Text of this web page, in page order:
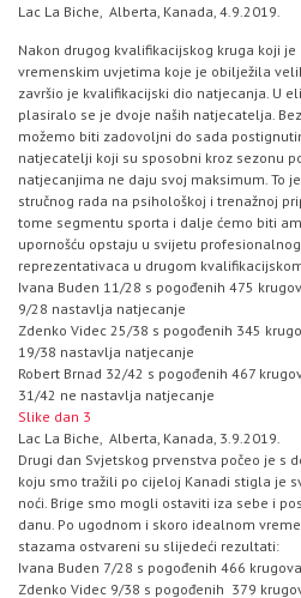
Lac La Biche, Alberta, Kanada, 4.9.2019.
Nakon drugog kvalifikacijskog kruga koji
vremenskim uvjetima koje je obilježila
završio je kvalifikacijski dio natjecanja. U
plasiralo se je dvoje naših natjecatelja.
možemo biti zadovoljni do sada
natjecatelji koji su sposobni kroz sezonu
natjecanjima ne daju svoj maksimum. To
stručnog rada na psihološkoj i trenažnoj
tome segmentu sporta i dalje ćemo biti
upornošću opstaju u svijetu
reprezentativaca u drugom
Ivana Buden 11/28 s pogođenih 475
9/28 nastavlja natjecanje
Zdenko Videc 25/38 s pogođenih 345
19/38 nastavlja natjecanje
Robert Brnad 32/42 s pogođenih 467
31/42 ne nastavlja natjecanje
Slike dan 3
Lac La Biche, Alberta, Kanada, 3.9.2019.
Drugi dan Svjetskog prvenstva počeo je s
koju smo tražili po cijeloj Kanadi stigla je
noći. Brige smo mogli ostaviti iza sebe i
danu. Po ugodnom i skoro idealnom
stazama ostvareni su slijedeći rezultati:
Ivana Buden 7/28 s pogođenih 466 krugova
Zdenko Videc 9/38 s pogođenih 379